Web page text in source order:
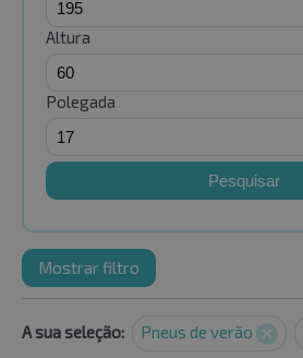
Altura
Polegada
Pesquisar
Mostrar filtro
A sua seleção: Pneus de verão